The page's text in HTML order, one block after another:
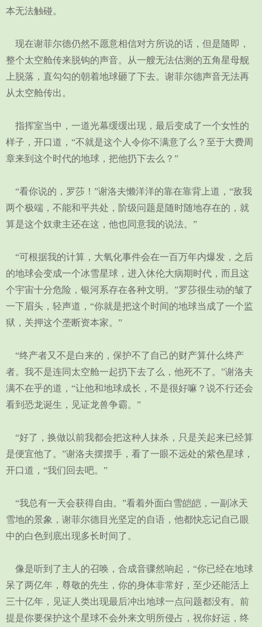
本无法触碰。
现在谢菲尔德仍然不愿意相信对方所说的话，但是随即，
整个太空舱传来脱钩的声音。从一艘无法估测的五角星母舰
上脱落，直勾勾的朝着地球砸了下去。谢菲尔德声音无法再
从太空舱传出。
指挥室当中，一道光幕缓缓出现，最后变成了一个女性的
样子，开口道，“不就是这个人令你不满意了么？至于大费周
章来到这个时代的地球，把他扔下去么？”
“看你说的，罗莎！”谢洛夫懒洋洋的靠在靠背上道，“敌我
两个极端，不能和平共处，阶级问题是随时随地存在的，就
算是这个奴隶主还在这，他也同意我的说法。”
“可根据我的计算，大氧化事件会在一百万年内爆发，之后
的地球会变成一个冰雪星球，进入休伦大病期时代，而且这
个宇宙十分危险，银河系存在各种文明。”罗莎很生动的皱了
一下眉头，轻声道，“你就是把这个时间的地球当成了一个监
狱，关押这个垄断资本家。”
“终产者又不是白来的，保护不了自己的财产算什么终产
者。我不是连同太空舱一起扔下去了么，他死不了。”谢洛夫
满不在乎的道，“让他和地球成长，不是很好嘛？说不行还会
看到恐龙诞生，见证龙兽争霸。”
“好了，换做以前我都会把这种人抹杀，只是关起来已经算
是便宜他了。”谢洛夫摆摆手，看了一眼不远处的紫色星球，
开口道，“我们回去吧。”
“我总有一天会获得自由。”看着外面白雪皑皑，一副冰天
雪地的景象，谢菲尔德目光坚定的自语，他都快忘记自己眼
中的白色到底出现多长时间了。
像是听到了主人的召唤，合成音骤然响起，“你已经在地球
呆了两亿年，尊敬的先生，你的身体非常好，至少还能活上
三十亿年，见证人类出现最后冲出地球一点问题都没有。前
提是你要保护这个星球不会外来文明所侵占，祝你好运，终